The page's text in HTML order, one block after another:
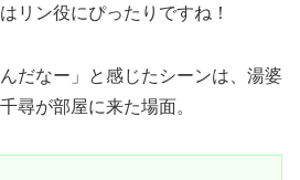
はリン役にぴったりですね！
だなー」と感じたシーンは、湯婆
尋が部屋に来た場面。